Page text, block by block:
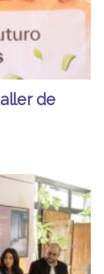
de